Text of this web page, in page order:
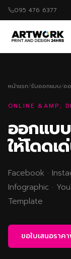
095 476 6377
หน้าแรก/รับออกแบบ/อ
ONLINE &AMP;
ออกแบบ
ให้โดดเ
Facebook ·
Infographic ·
Template
ขอใบเสนอราค